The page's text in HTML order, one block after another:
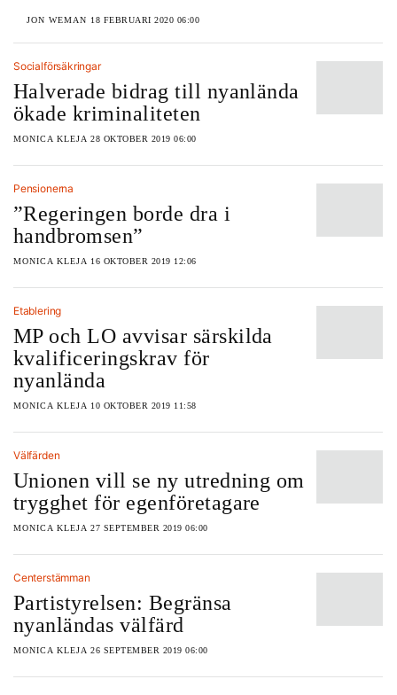
JON WEMAN 18 FEBRUARI 2020 06:00
Socialförsäkringar
Halverade bidrag till nyanlända
ökade kriminaliteten
MONICA KLEJA 28 OKTOBER 2019 06:00
Pensionerna
”Regeringen borde dra i
handbromsen”
MONICA KLEJA 16 OKTOBER 2019 12:06
Etablering
MP och LO avvisar särskilda
kvalificeringskrav för
nyanlända
MONICA KLEJA 10 OKTOBER 2019 11:58
Välfärden
Unionen vill se ny utredning om
trygghet för egenföretagare
MONICA KLEJA 27 SEPTEMBER 2019 06:00
Centerstämman
Partistyrelsen: Begränsa
nyanländas välfärd
MONICA KLEJA 26 SEPTEMBER 2019 06:00